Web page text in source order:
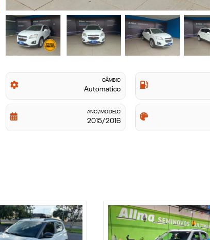
CÂMBIO
Automatico
ANO/MODELO
2015/2016